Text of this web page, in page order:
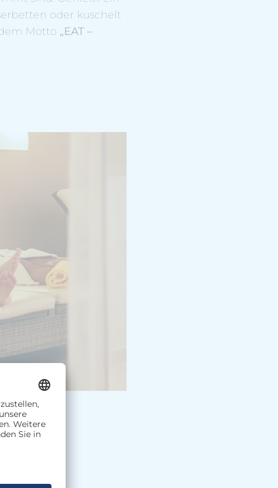
oder kuschelt
Motto „EAT –